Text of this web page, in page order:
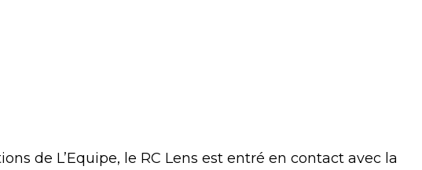
de L’Equipe, le RC Lens est entré en contact avec la